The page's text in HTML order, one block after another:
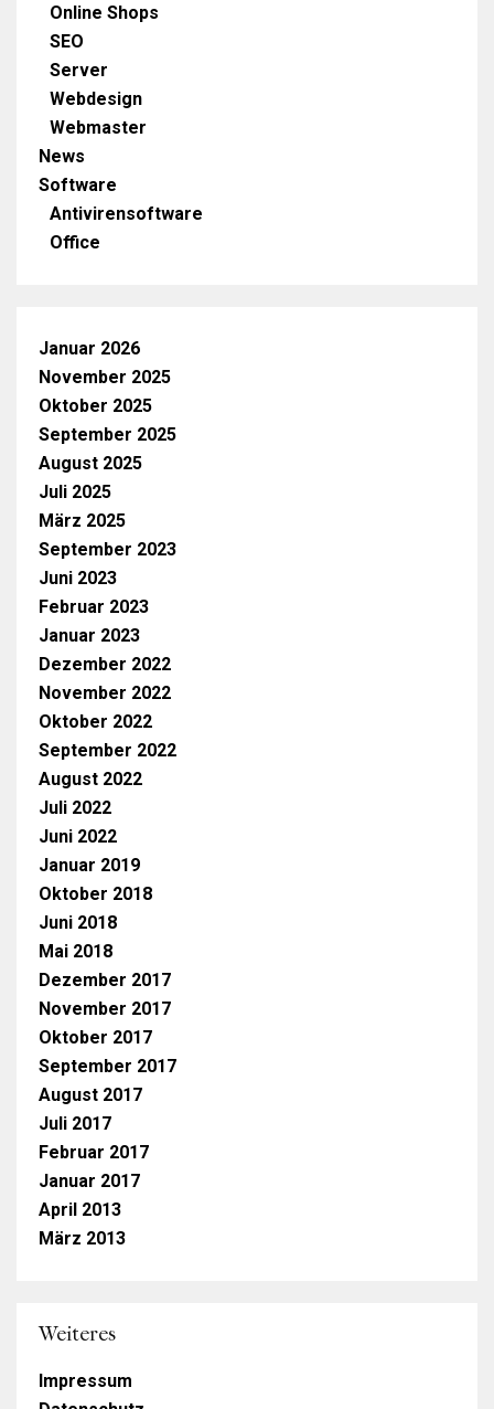
Online Shops
SEO
Server
Webdesign
Webmaster
News
Software
Antivirensoftware
Office
Januar 2026
November 2025
Oktober 2025
September 2025
August 2025
Juli 2025
März 2025
September 2023
Juni 2023
Februar 2023
Januar 2023
Dezember 2022
November 2022
Oktober 2022
September 2022
August 2022
Juli 2022
Juni 2022
Januar 2019
Oktober 2018
Juni 2018
Mai 2018
Dezember 2017
November 2017
Oktober 2017
September 2017
August 2017
Juli 2017
Februar 2017
Januar 2017
April 2013
März 2013
Weiteres
Impressum